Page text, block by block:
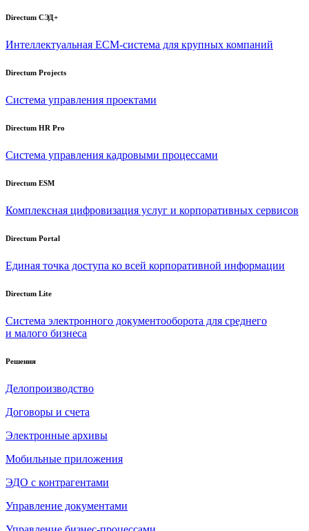
Directum СЭД+
Интеллектуальная ECM-система для крупных компаний
Directum Projects
Система управления проектами
Directum HR Pro
Система управления кадровыми процессами
Directum ESM
Комплексная цифровизация услуг и корпоративных сервисов
Directum Portal
Единая точка доступа ко всей корпоративной информации
Directum Lite
Система электронного документооборота для среднего
и малого бизнеса
Решения
Делопроизводство
Договоры и счета
Электронные архивы
Мобильные приложения
ЭДО с контрагентами
Управление документами